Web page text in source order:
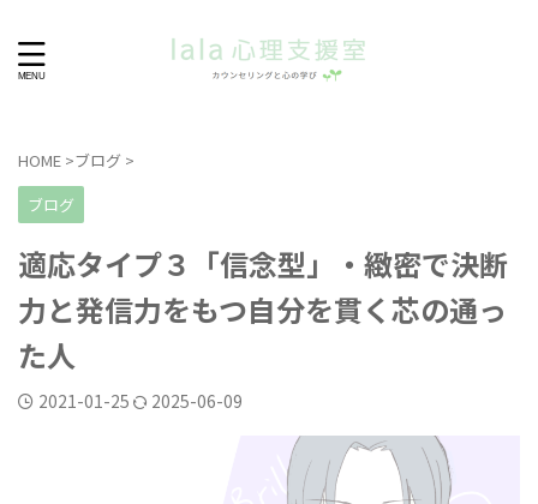
HOME >ブログ >
ブログ
適応タイプ３「信念型」・緻密で決断
力と発信力をもつ自分を貫く芯の通っ
た人
2021-01-25 2025-06-09